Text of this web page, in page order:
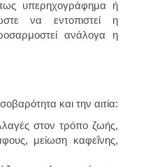
υπερηχογράφημα ή
να εντοπιστεί η
ανάλογα η
και την αιτία:
στον τρόπο ζωής,
μείωση καφεΐνης,